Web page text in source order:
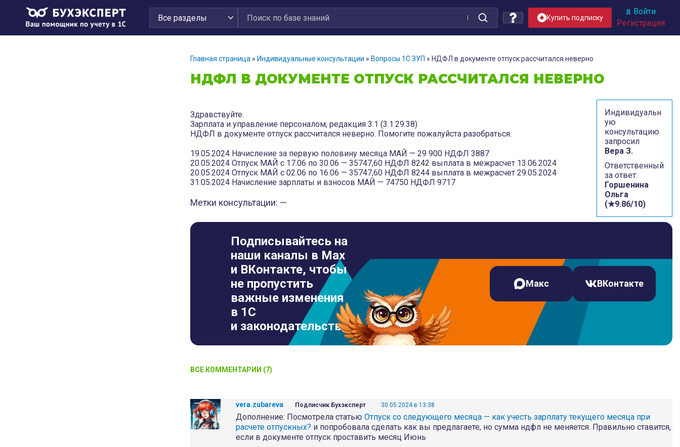
Купить подписку
Войти
Регистрация
Главная страница » Индивидуальные консультации » Вопросы 1С ЗУП » НДФЛ в документе отпуск рассчитался неверно
НДФЛ В ДОКУМЕНТЕ ОТПУСК РАССЧИТАЛСЯ НЕВЕРНО
Индивидуальн
ую
консультацию
запросил
Вера З.
Ответственный
за ответ:
Горшенина
Ольга
(★9.86/10)
Здравствуйте.
Зарплата и управление персоналом, редакция 3.1 (3.1.29.38)
НДФЛ в документе отпуск рассчитался неверно. Помогите пожалуйста разобраться.
19.05.2024 Начисление за первую половину месяца МАЙ — 29 900 НДФЛ 3887
20.05.2024 Отпуск МАЙ с 17.06 по 30.06 — 35747,60 НДФЛ 8242 выплата в межрасчет 13.06.2024
20.05.2024 Отпуск МАЙ с 02.06 по 16.06 — 35747,60 НДФЛ 8244 выплата в межрасчет 29.05.2024
31.05.2024 Начисление зарплаты и взносов МАЙ — 74750 НДФЛ 9717
Метки консультации: —
Подписывайтесь на
наши каналы в Max
и ВКонтакте, чтобы
не пропустить
важные изменения
в 1С
и законодательстве
Макс ВКонтакте
ВСЕ КОММЕНТАРИИ (7)
vera.zubareva Подписчик Бухэксперт 30.05.2024 в 13:38
Дополнение: Посмотрела статью Отпуск со следующего месяца — как учесть зарплату текущего месяца при
расчете отпускных? и попробовала сделать как вы предлагаете, но сумма ндфл не меняется. Правильно ставится,
если в документе отпуск проставить месяц Июнь